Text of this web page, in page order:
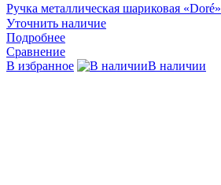
Ручка металлическая шариковая «Doré»
Уточнить наличие
Подробнее
Сравнение
В избранное
В наличии